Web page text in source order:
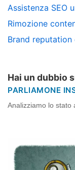
Assistenza SEO
Rimozione
Brand reputation
Hai un dubbio
PARLIAMONE
Analizziamo lo stato